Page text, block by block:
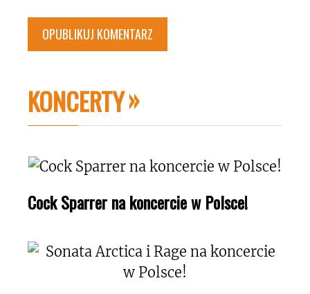
KONCERTY
Cock Sparrer na koncercie w Polsce!